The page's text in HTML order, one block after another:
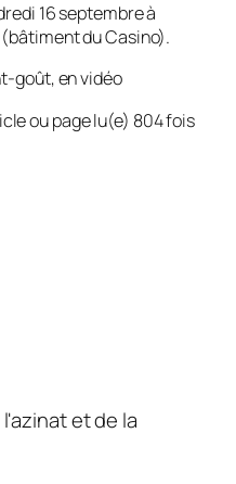
16 septembre à
du Casino).
goût, en vidéo
ou page lu(e) 804 fois
et de la